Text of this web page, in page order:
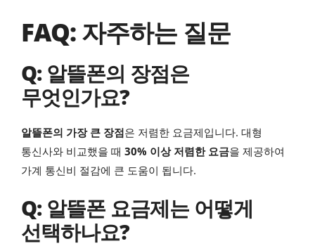
FAQ: 자주하는 질문
Q: 알뜰폰의 장점은
무엇인가요?
알뜰폰의 가장 큰 장점은 저렴한 요금제입니다. 대형
통신사와 비교했을 때 30% 이상 저렴한 요금을 제공하여
가계 통신비 절감에 큰 도움이 됩니다.
Q: 알뜰폰 요금제는 어떻게
선택하나요?